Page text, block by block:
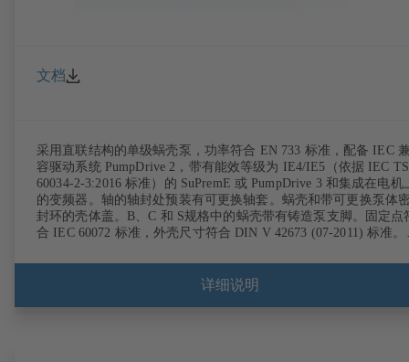
文档
采用直联结构的单级蜗壳泵，功率符合 EN 733 标准，配备 IEC
容驱动系统 PumpDrive 2，带有能效等级为 IE4/IE5（依据 IEC TS
60034-2-3:2016 标准）的 SuPremE 或 PumpDrive 3 和集成在电机
的变频器。轴的轴封处预装有可更换轴套。蜗壳和带可更换泵体
封环的壳体盖。B、C 和 S规格中的蜗壳带有铸造泵支脚。固定点
合 IEC 60072 标准，外壳尺寸符合 DIN V 42673 (07-2011) 标准。
详细说明